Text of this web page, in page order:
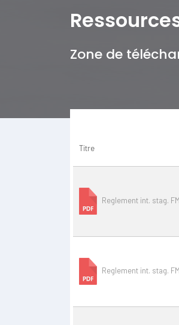
Zone de
Titre
Reglement int. stag.
Reglement int. stag.